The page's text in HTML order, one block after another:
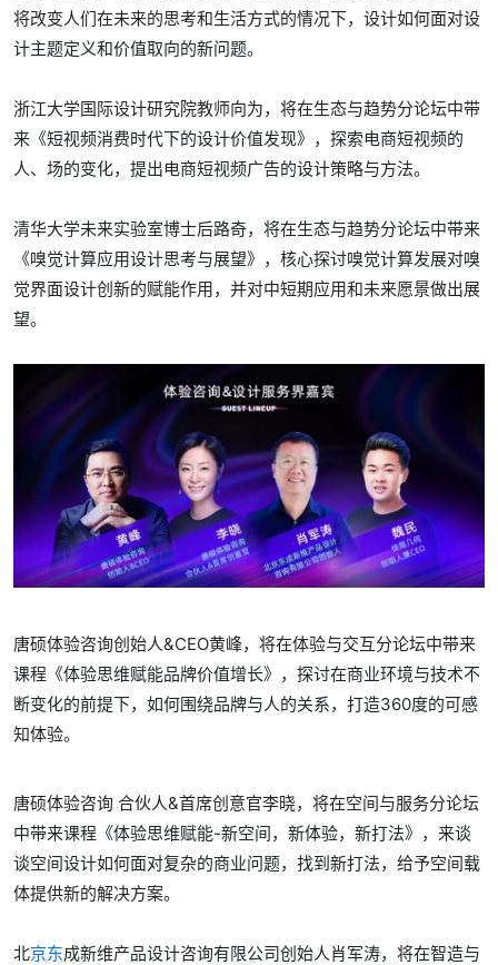
将改变人们在未来的思考和生活方式的情况下，设计如何面对设
计主题定义和价值取向的新问题。
浙江大学国际设计研究院教师向为，将在生态与趋势分论坛中带
来《短视频消费时代下的设计价值发现》，探索电商短视频的
人、场的变化，提出电商短视频广告的设计策略与方法。
清华大学未来实验室博士后路奇，将在生态与趋势分论坛中带来
《嗅觉计算应用设计思考与展望》，核心探讨嗅觉计算发展对嗅
觉界面设计创新的赋能作用，并对中短期应用和未来愿景做出展
望。
唐硕体验咨询创始人&CEO黄峰，将在体验与交互分论坛中带来
课程《体验思维赋能品牌价值增长》，探讨在商业环境与技术不
断变化的前提下，如何围绕品牌与人的关系，打造360度的可感
知体验。
唐硕体验咨询 合伙人&首席创意官李晓，将在空间与服务分论坛
中带来课程《体验思维赋能-新空间，新体验，新打法》，来谈
谈空间设计如何面对复杂的商业问题，找到新打法，给予空间载
体提供新的解决方案。
北京东成新维产品设计咨询有限公司创始人肖军涛，将在智造与